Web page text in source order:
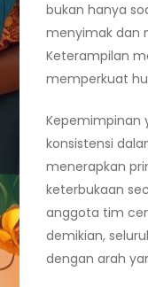
bukan hanya
menyimak dan
Keterampilan
memperkuat
Kepemimpinan
konsistensi
menerapkan
keterbukaan
anggota tim
demikian,
dengan arah